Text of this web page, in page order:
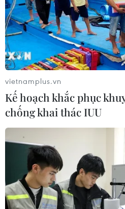
vietnamplus.vn
Kế hoạch khắc phục
chống khai thác IUU